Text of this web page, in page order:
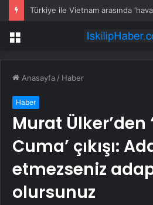
Menü
Anasayfa / Haber
Haber
Murat Ülker’den
Cuma’ çıkışı:
etmezseniz
olursunuz